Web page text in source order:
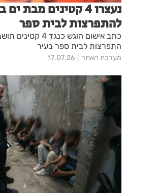
נעצרו 4 קטינים מבת
להתפרצות לבית ספר
כתב אישום הוגש
התפרצות לבית ספר בעיר
מערכת האתר 17.07.26